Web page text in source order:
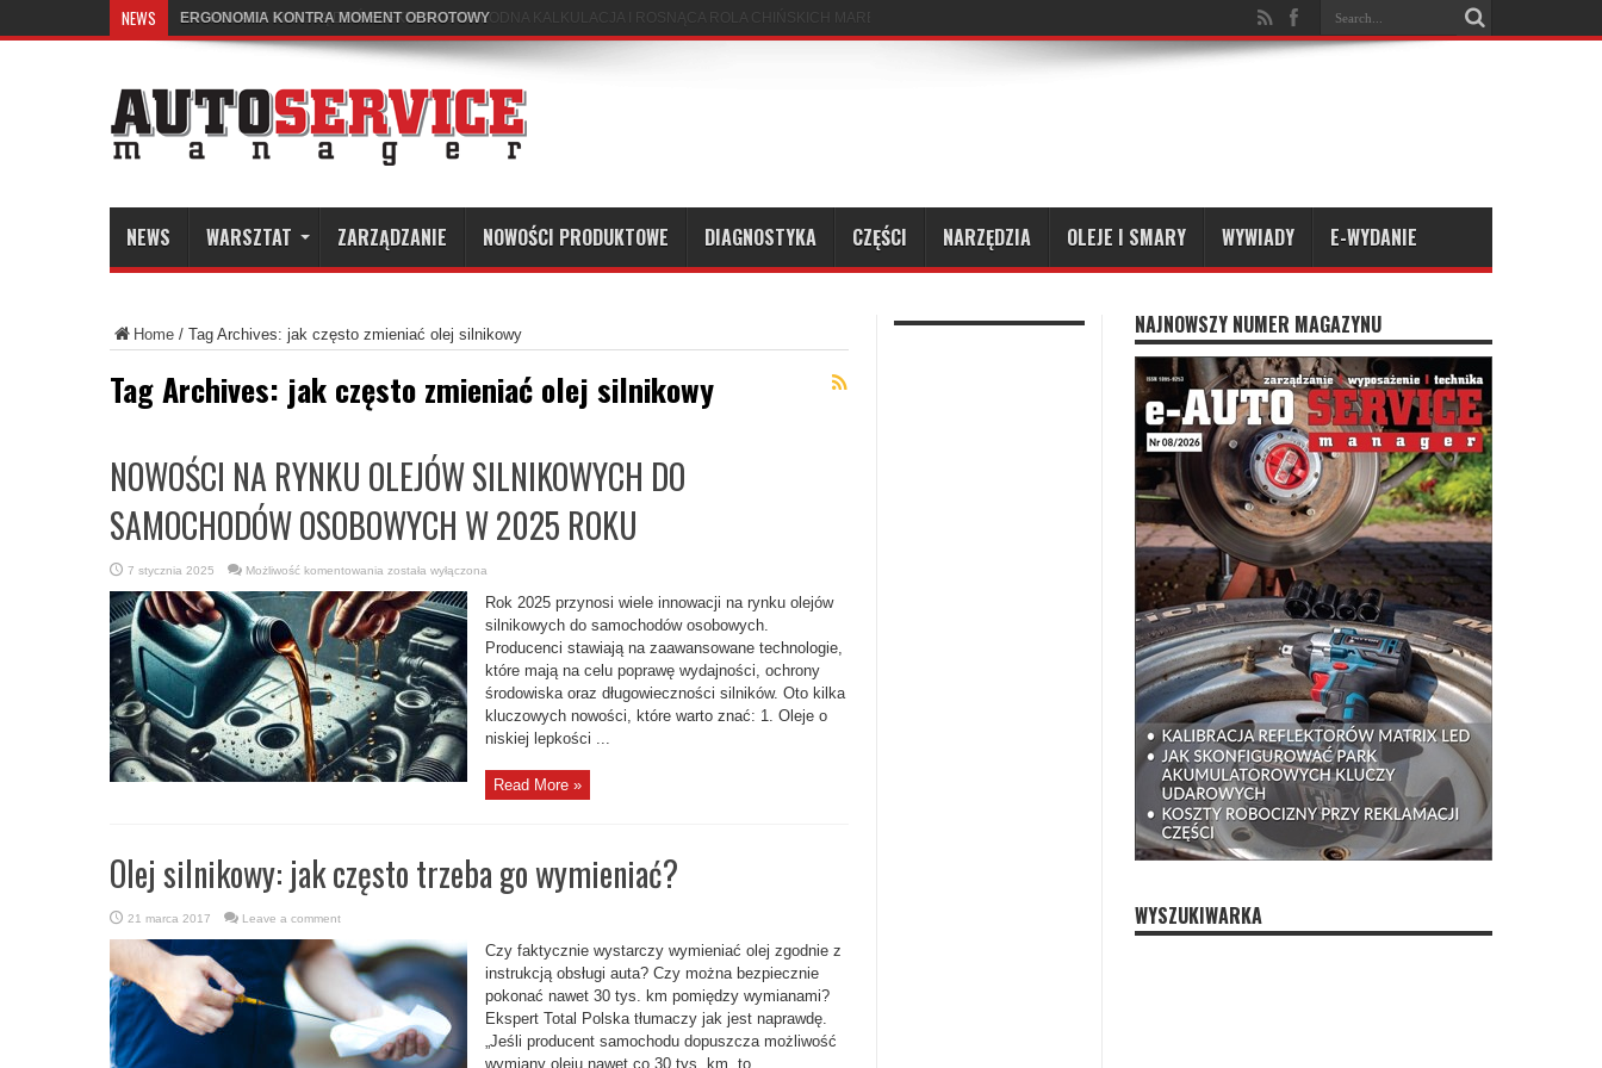
NEWS ERGONOMIA KONTRA MOMENT OBROTOWY
NEWS WARSZTAT ZARZĄDZANIE NOWOŚCI PRODUKTOWE DIAGNOSTYKA CZĘŚCI NARZĘDZIA OLEJE I SMARY WYWIADY E-WYDANIE
Home / Tag Archives: jak często zmieniać olej silnikowy
Tag Archives: jak często zmieniać olej silnikowy
NOWOŚCI NA RYNKU OLEJÓW SILNIKOWYCH DO
SAMOCHODÓW OSOBOWYCH W 2025 ROKU
7 stycznia 2025 Możliwość komentowania NOWOŚCI
RYNKU
OLEJÓW
SILNIKOWYCH
DO
SAMOCHODÓW
OSOBOWYCH
W
2025
ROKU
została wyłączona
Rok 2025 przynosi wiele innowacji na rynku olejów
silnikowych do samochodów osobowych.
Producenci stawiają na zaawansowane technologie,
które mają na celu poprawę wydajności, ochrony
środowiska oraz długowieczności silników. Oto kilka
kluczowych nowości, które warto znać: 1. Oleje o
niskiej lepkości ...
Read More »
Olej silnikowy: jak często trzeba go wymieniać?
21 marca 2017 Leave a comment
Czy faktycznie wystarczy wymieniać olej zgodnie z
instrukcją obsługi auta? Czy można bezpiecznie
pokonać nawet 30 tys. km pomiędzy wymianami?
Ekspert Total Polska tłumaczy jak jest naprawdę.
„Jeśli producent samochodu dopuszcza możliwość
wymiany oleju nawet co 30 tys. km, to ...
NAJNOWSZY NUMER MAGAZYNU
WYSZUKIWARKA